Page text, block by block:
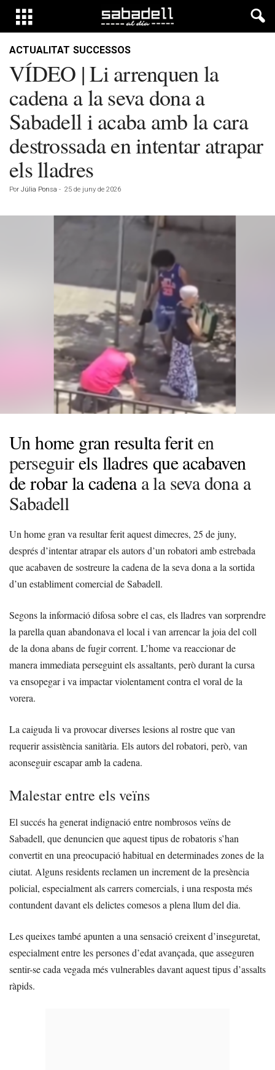
ACTUALITAT SUCCESSOS
VÍDEO | Li arrenquen la
cadena a la seva dona a
Sabadell i acaba amb la cara
destrossada en intentar atrapar
els lladres
Por Júlia Ponsa - 25 de juny de 2026
Un home gran resulta feriten
perseguirels lladres que acabaven
de robar la cadenaa la seva dona a
Sabadell
Un home gran va resultar ferit aquest dimecres, 25 de juny,
després d’intentar atrapar els autors d’un robatori amb estrebada
que acabaven de sostreure la cadena de la seva dona a la sortida
d’un establiment comercial de Sabadell.
Segons la informació difosa sobre el cas, els lladres van sorprendre
la parella quan abandonava el local i van arrencar la joia del coll
de la dona abans de fugir corrent. L’home va reaccionar de
manera immediata perseguint els assaltants, però durant la cursa
va ensopegar i va impactar violentament contra el voral de la
vorera.
La caiguda li va provocar diverses lesions al rostre que van
requerir assistència sanitària. Els autors del robatori, però, van
aconseguir escapar amb la cadena.
Malestar entre els veïns
El succés ha generat indignació entre nombrosos veïns de
Sabadell, que denuncien que aquest tipus de robatoris s’han
convertit en una preocupació habitual en determinades zones de la
ciutat. Alguns residents reclamen un increment de la presència
policial, especialment als carrers comercials, i una resposta més
contundent davant els delictes comesos a plena llum del dia.
Les queixes també apunten a una sensació creixent d’inseguretat,
especialment entre les persones d’edat avançada, que asseguren
sentir-se cada vegada més vulnerables davant aquest tipus d’assalts
ràpids.